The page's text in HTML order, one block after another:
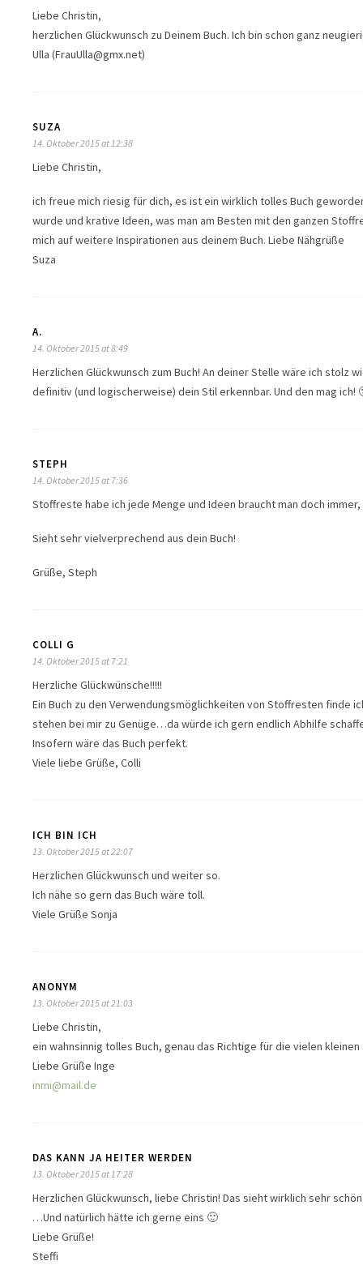
Liebe Christin,
herzlichen Glückwunsch zu Deinem Buch. Ich bin schon ganz
Ulla (FrauUlla@gmx.net)
SUZA
14. Oktober 2015 at 12:38
Liebe Christin,
ich freue mich riesig für dich, es ist ein wirklich tolles Buch
wurde und krative Ideen, was man am Besten mit den ganzen
mich auf weitere Inspirationen aus deinem Buch. Liebe Nähgrüße
Suza
A.
14. Oktober 2015 at 8:49
Herzlichen Glückwunsch zum Buch! An deiner Stelle wäre ich stolz
definitiv (und logischerweise) dein Stil erkennbar. Und den mag ich!
STEPH
14. Oktober 2015 at 7:36
Stoffreste habe ich jede Menge und Ideen braucht man doch
Sieht sehr vielverprechend aus dein Buch!
Grüße, Steph
COLLI G
14. Oktober 2015 at 7:21
Herzliche Glückwünsche!!!!!
Ein Buch zu den Verwendungsmöglichkeiten von Stoffresten finde
stehen bei mir zu Genüge…da würde ich gern endlich Abhilfe
Insofern wäre das Buch perfekt.
Viele liebe Grüße, Colli
ICH BIN ICH
13. Oktober 2015 at 22:07
Herzlichen Glückwunsch und weiter so.
Ich nähe so gern das Buch wäre toll.
Viele Grüße Sonja
ANONYM
13. Oktober 2015 at 21:03
Liebe Christin,
ein wahnsinnig tolles Buch, genau das Richtige für die vielen
Liebe Grüße Inge
inmi@mail.de
DAS KANN JA HEITER WERDEN
13. Oktober 2015 at 17:28
Herzlichen Glückwunsch, liebe Christin! Das sieht wirklich sehr
…Und natürlich hätte ich gerne eins 🙂
Liebe Grüße!
Steffi